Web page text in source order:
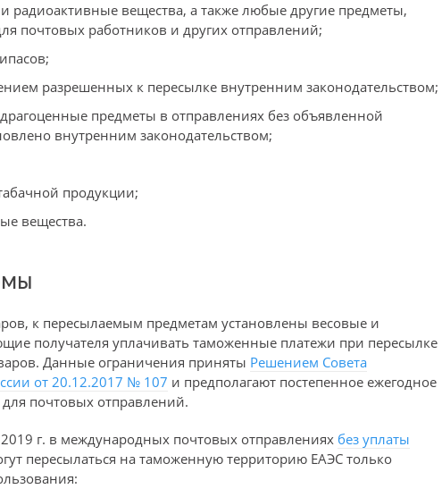
радиоактивные вещества, а также любые другие предметы,
почтовых работников и других отправлений;
разрешенных к пересылке внутренним законодательством;
предметы в отправлениях без объявленной
внутренним законодательством;
продукции;
вещества.
к пересылаемым предметам установлены весовые и
получателя уплачивать таможенные платежи при пересылке
Данные ограничения приняты Решением Совета
от 20.12.2017 № 107 и предполагают постепенное ежегодное
почтовых отправлений.
г. в международных почтовых отправлениях без уплаты
пересылаться на таможенную территорию ЕАЭС только